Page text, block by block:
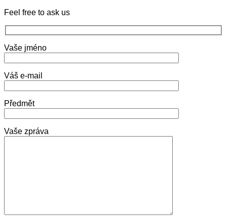
Feel free to ask us
Vaše jméno
Váš e-mail
Předmět
Vaše zpráva